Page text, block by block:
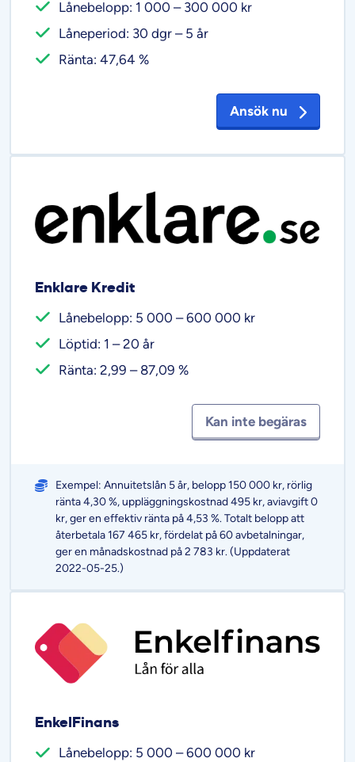
Lånebelopp: 1 000 – 300 000 kr
Låneperiod: 30 dgr – 5 år
Ränta: 47,64 %
Ansök nu
Enklare Kredit
Lånebelopp: 5 000 – 600 000 kr
Löptid: 1 – 20 år
Ränta: 2,99 – 87,09 %
Kan inte begäras
Exempel: Annuitetslån 5 år, belopp 150 000 kr, rörlig
ränta 4,30 %, uppläggningskostnad 495 kr, aviavgift 0
kr, ger en effektiv ränta på 4,53 %. Totalt belopp att
återbetala 167 465 kr, fördelat på 60 avbetalningar,
ger en månadskostnad på 2 783 kr. (Uppdaterat
2022-05-25.)
EnkelFinans
Lånebelopp: 5 000 – 600 000 kr